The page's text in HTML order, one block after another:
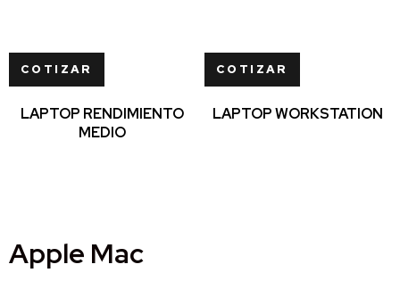
COTIZAR
LAPTOP RENDIMIENTO
MEDIO
COTIZAR
LAPTOP WORKSTATION
Apple Mac